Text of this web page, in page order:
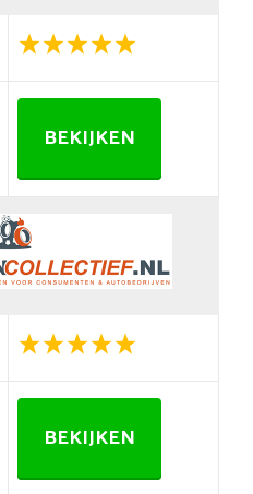
BEKIJKEN
BEKIJKEN